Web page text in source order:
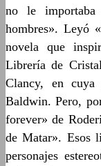
no le
hombres». Leyó
novela que
Librería de
Clancy, en
Baldwin. Pero,
forever» de
de Matar». Esos
personajes